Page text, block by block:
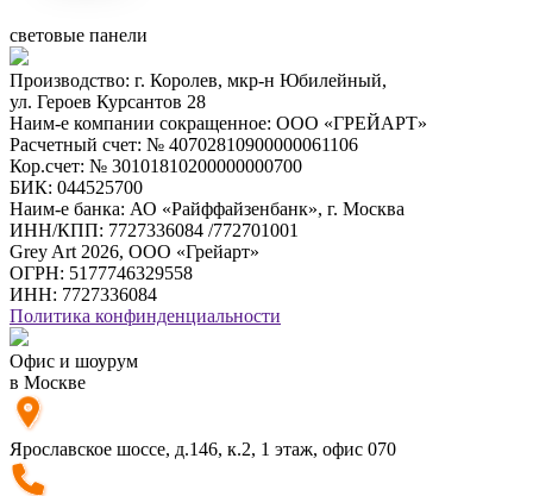
световые панели
Производство: г. Королев, мкр-н Юбилейный,
ул. Героев Курсантов 28
Наим-е компании сокращенное: ООО «ГРЕЙАРТ»
Расчетный счет: № 40702810900000061106
Кор.счет: № 30101810200000000700
БИК: 044525700
Наим-е банка: АО «Райффайзенбанк», г. Москва
ИНН/КПП: 7727336084 /772701001
Grey Art 2026, ООО «Грейарт»
ОГРН: 5177746329558
ИНН: 7727336084
Политика конфинденциальности
Офис и шоурум
в Москве
Ярославское шоссе, д.146, к.2, 1 этаж, офис 070